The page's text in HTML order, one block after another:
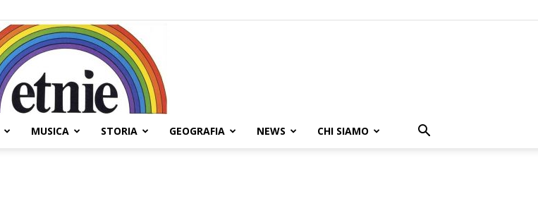
MUSICA STORIA GEOGRAFIA NEWS CHI SIAMO